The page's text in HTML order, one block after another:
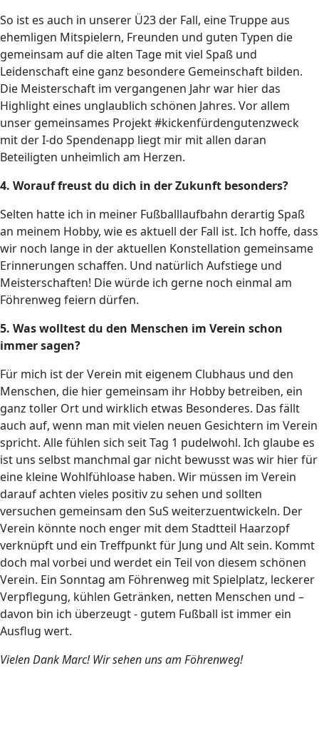
So ist es auch in unserer Ü23 der Fall, eine Truppe aus
ehemligen Mitspielern, Freunden und guten Typen die
gemeinsam auf die alten Tage mit viel Spaß und
Leidenschaft eine ganz besondere Gemeinschaft bilden.
Die Meisterschaft im vergangenen Jahr war hier das
Highlight eines unglaublich schönen Jahres. Vor allem
unser gemeinsames Projekt #kickenfürdengutenzweck
mit der I-do Spendenapp liegt mir mit allen daran
Beteiligten unheimlich am Herzen.
4. Worauf freust du dich in der Zukunft besonders?
Selten hatte ich in meiner Fußballlaufbahn derartig Spaß
an meinem Hobby, wie es aktuell der Fall ist. Ich hoffe, dass
wir noch lange in der aktuellen Konstellation gemeinsame
Erinnerungen schaffen. Und natürlich Aufstiege und
Meisterschaften! Die würde ich gerne noch einmal am
Föhrenweg feiern dürfen.
5. Was wolltest du den Menschen im Verein schon
immer sagen?
Für mich ist der Verein mit eigenem Clubhaus und den
Menschen, die hier gemeinsam ihr Hobby betreiben, ein
ganz toller Ort und wirklich etwas Besonderes. Das fällt
auch auf, wenn man mit vielen neuen Gesichtern im Verein
spricht. Alle fühlen sich seit Tag 1 pudelwohl. Ich glaube es
ist uns selbst manchmal gar nicht bewusst was wir hier für
eine kleine Wohlfühloase haben. Wir müssen im Verein
darauf achten vieles positiv zu sehen und sollten
versuchen gemeinsam den SuS weiterzuentwickeln. Der
Verein könnte noch enger mit dem Stadtteil Haarzopf
verknüpft und ein Treffpunkt für Jung und Alt sein. Kommt
doch mal vorbei und werdet ein Teil von diesem schönen
Verein. Ein Sonntag am Föhrenweg mit Spielplatz, leckerer
Verpflegung, kühlen Getränken, netten Menschen und –
davon bin ich überzeugt - gutem Fußball ist immer ein
Ausflug wert.
Vielen Dank Marc! Wir sehen uns am Föhrenweg!